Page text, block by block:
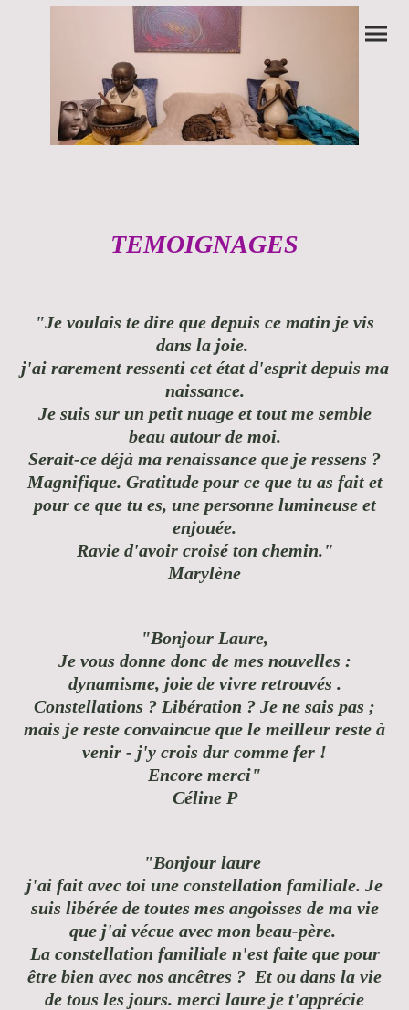
TEMOIGNAGES
"Je voulais te dire que depuis ce matin je vis
dans la joie.
j'ai rarement ressenti cet état d'esprit depuis ma
naissance.
Je suis sur un petit nuage et tout me semble
beau autour de moi.
Serait-ce déjà ma renaissance que je ressens ?
Magnifique. Gratitude pour ce que tu as fait et
pour ce que tu es, une personne lumineuse et
enjouée.
Ravie d'avoir croisé ton chemin."
Marylène
"Bonjour Laure,
Je vous donne donc de mes nouvelles :
dynamisme, joie de vivre retrouvés .
Constellations ? Libération ? Je ne sais pas ;
mais je reste convaincue que le meilleur reste à
venir - j'y crois dur comme fer !
Encore merci"
Céline P
"Bonjour laure
j'ai fait avec toi une constellation familiale. Je
suis libérée de toutes mes angoisses de ma vie
que j'ai vécue avec mon beau-père.
La constellation familiale n'est faite que pour
être bien avec nos ancêtres ? Et ou dans la vie
de tous les jours. merci laure je t'apprécie